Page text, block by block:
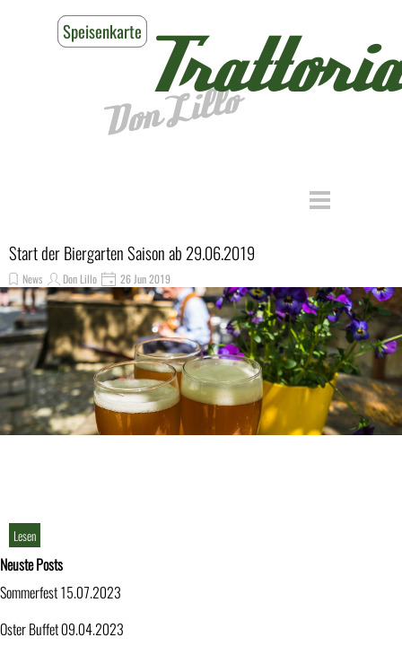
Don Lillo
Trattoria
Reservieren
Speisenkarte
Start der Biergarten Saison ab 29.06.2019
News Don Lillo 26 Jun 2019
Lesen
Block überspringen Neuste Posts
Neuste Posts
Sommerfest 15.07.2023
Oster Buffet 09.04.2023